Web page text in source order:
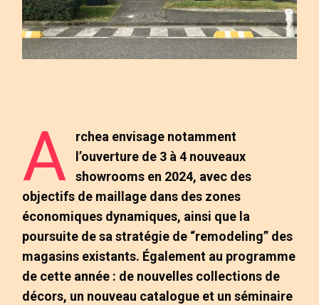
A
rchea envisage notamment
l’ouverture de 3 à 4 nouveaux
showrooms en 2024, avec des
objectifs de maillage dans des zones
économiques dynamiques, ainsi que la
poursuite de sa stratégie de “remodeling” des
magasins existants. Également au programme
de cette année : de nouvelles collections de
décors, un nouveau catalogue et un séminaire